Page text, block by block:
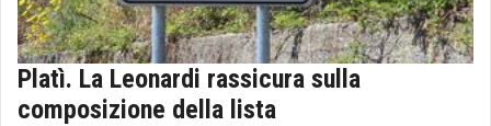
Platì. La Leonardi rassicura sulla
composizione della lista